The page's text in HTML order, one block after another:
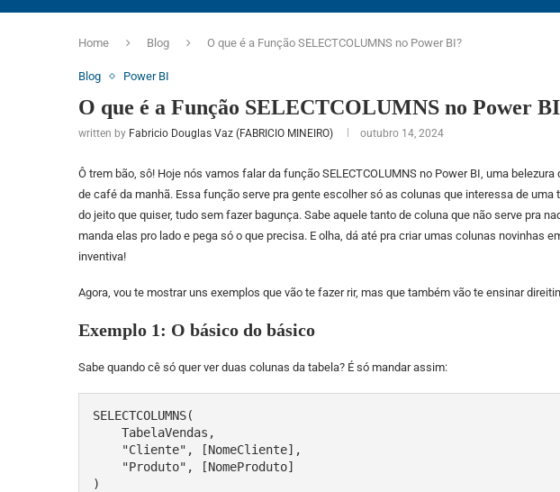
Home Blog O que é a Função SELECTCOLUMNS no Power BI?
Blog Power BI
O que é a Função SELECTCOLUMNS no Power
written by Fabricio Douglas Vaz (FABRICIO MINEIRO) outubro 14, 2024
Ô trem bão, sô! Hoje nós vamos falar da função SELECTCOLUMNS no Power BI, uma
de café da manhã. Essa função serve pra gente escolher só as colunas que interessa de uma
do jeito que quiser, tudo sem fazer bagunça. Sabe aquele tanto de coluna que não serve pra
manda elas pro lado e pega só o que precisa. E olha, dá até pra criar umas colunas novinhas
inventiva!
Agora, vou te mostrar uns exemplos que vão te fazer rir, mas que também vão te ensinar
Exemplo 1: O básico do básico
Sabe quando cê só quer ver duas colunas da tabela? É só mandar assim:
SELECTCOLUMNS(
)